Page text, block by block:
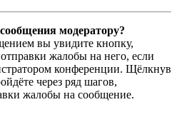
модератору?
вы увидите кнопку,
жалобы на него, если
конференции. Щёлкнув
через ряд шагов,
жалобы на сообщение.